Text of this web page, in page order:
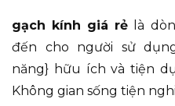
gạch kính giá rẻ là
đến cho người sử
năng} hữu ích và tiện
Không gian sống tiện